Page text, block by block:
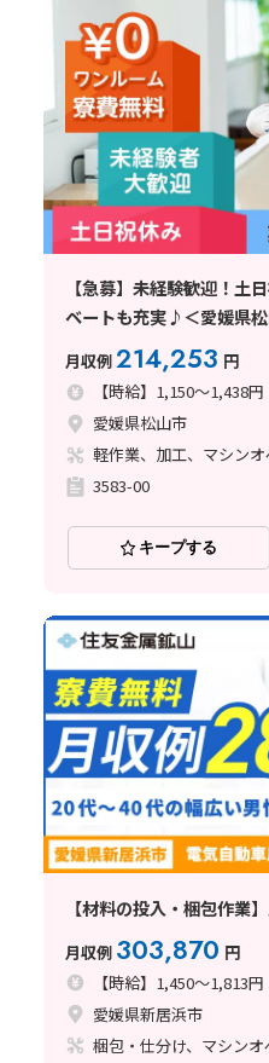
【急募】未経験歓迎！土
ベートも充実♪＜愛媛県
月収例214,253 円
【時給】1,150～1,438円
愛媛県松山市
軽作業、加工、マシン
3583-00
キープする
【材料の投入・梱包作業
月収例 303,870 円
【時給】1,450～1,813円
愛媛県新居浜市
梱包・仕分け、マシン